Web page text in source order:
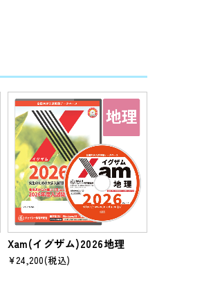
Xam(イグザム)2026地理
¥24,200(税込)